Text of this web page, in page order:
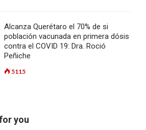
Alcanza Querétaro el 70% de si
población vacunada en primera dósis
contra el COVID 19: Dra. Roció
Peñiche
5115
you